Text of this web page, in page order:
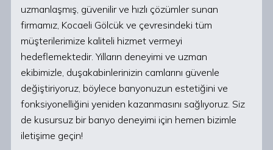
uzmanlaşmış, güvenilir ve hızlı çözümler sunan
firmamız, Kocaeli Gölcük ve çevresindeki tüm
müşterilerimize kaliteli hizmet vermeyi
hedeflemektedir. Yılların deneyimi ve uzman
ekibimizle, duşakabinlerinizin camlarını güvenle
değiştiriyoruz, böylece banyonuzun estetiğini ve
fonksiyonelliğini yeniden kazanmasını sağlıyoruz. Siz
de kusursuz bir banyo deneyimi için hemen bizimle
iletişime geçin!